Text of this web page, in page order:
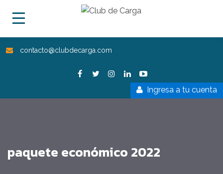
contacto@clubdecarga.com
Ingresa a tu cuenta
paquete económico 2022